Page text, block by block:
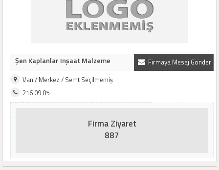
Firmaya Mesaj Gönder
Şen Kaplanlar Inşaat Malzeme
Van / Merkez / Semt Seçilmemiş
216 09 05
Firma Ziyaret
887